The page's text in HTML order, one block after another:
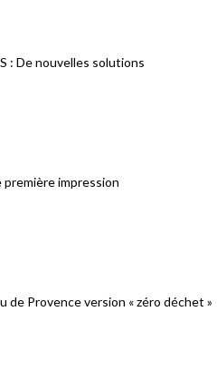
: De nouvelles solutions
première impression
de Provence version « zéro déchet »